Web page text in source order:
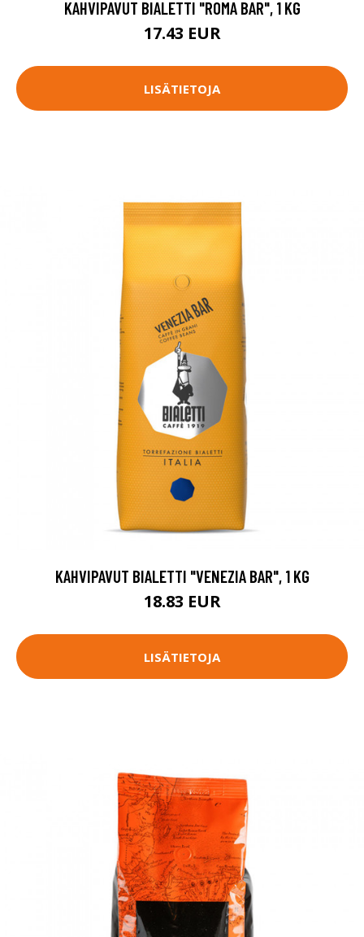
KAHVIPAVUT BIALETTI "ROMA BAR", 1 KG
17.43 EUR
LISÄTIETOJA
KAHVIPAVUT BIALETTI "VENEZIA BAR", 1 KG
18.83 EUR
LISÄTIETOJA